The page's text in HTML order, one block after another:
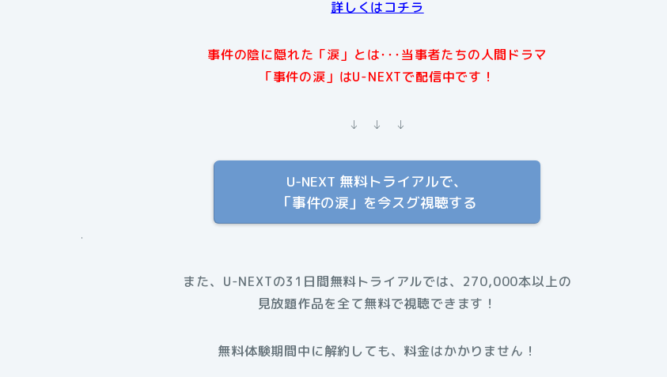
詳しくはコチラ
事件の陰に隠れた「涙」とは･･･当事者たちの人間ドラマ
「事件の涙」はU-NEXTで配信中です！
↓ ↓ ↓
U-NEXT 無料トライアルで、
「事件の涙」を今スグ視聴する
.
また、U-NEXTの31日間無料トライアルでは、270,000本以上の
見放題作品を全て無料で視聴できます！
無料体験期間中に解約しても、料金はかかりません！